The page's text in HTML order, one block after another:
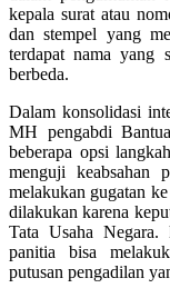
kepala surat atau
dan stempel yang
terdapat nama yang
berbeda.
Dalam konsolidasi
MH pengabdi
beberapa opsi
menguji keabsahan
melakukan gugatan
dilakukan karena
Tata Usaha
panitia bisa
putusan pengadilan